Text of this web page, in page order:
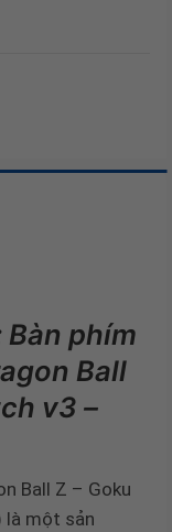
phím
Ball
v3 –
Ball Z – Goku
là một sản